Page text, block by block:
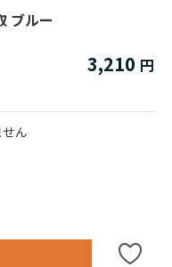
ブルー
3,210
ん